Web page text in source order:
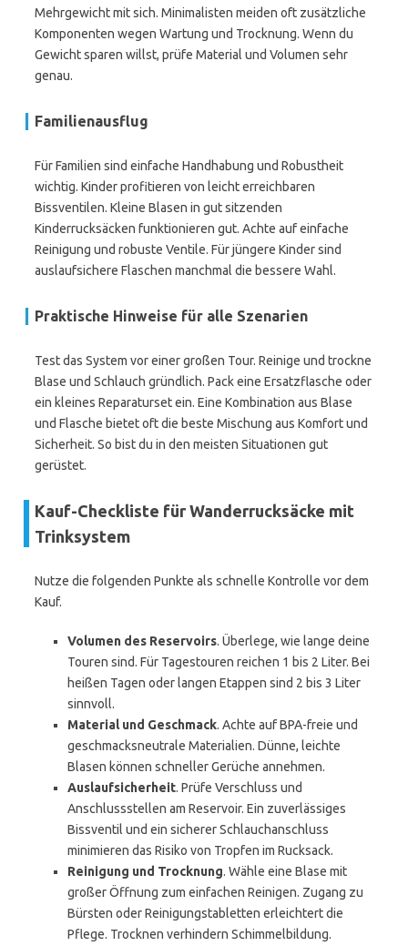
Mehrgewicht mit sich. Minimalisten meiden oft zusätzliche
Komponenten wegen Wartung und Trocknung. Wenn du
Gewicht sparen willst, prüfe Material und Volumen sehr
genau.
Familienausflug
Für Familien sind einfache Handhabung und Robustheit
wichtig. Kinder profitieren von leicht erreichbaren
Bissventilen. Kleine Blasen in gut sitzenden
Kinderrucksäcken funktionieren gut. Achte auf einfache
Reinigung und robuste Ventile. Für jüngere Kinder sind
auslaufsichere Flaschen manchmal die bessere Wahl.
Praktische Hinweise für alle Szenarien
Test das System vor einer großen Tour. Reinige und trockne
Blase und Schlauch gründlich. Pack eine Ersatzflasche oder
ein kleines Reparaturset ein. Eine Kombination aus Blase
und Flasche bietet oft die beste Mischung aus Komfort und
Sicherheit. So bist du in den meisten Situationen gut
gerüstet.
Kauf-Checkliste für Wanderrucksäcke mit
Trinksystem
Nutze die folgenden Punkte als schnelle Kontrolle vor dem
Kauf.
Volumen des Reservoirs. Überlege, wie lange deine
Touren sind. Für Tagestouren reichen 1 bis 2 Liter. Bei
heißen Tagen oder langen Etappen sind 2 bis 3 Liter
sinnvoll.
Material und Geschmack. Achte auf BPA-freie und
geschmacksneutrale Materialien. Dünne, leichte
Blasen können schneller Gerüche annehmen.
Auslaufsicherheit. Prüfe Verschluss und
Anschlussstellen am Reservoir. Ein zuverlässiges
Bissventil und ein sicherer Schlauchanschluss
minimieren das Risiko von Tropfen im Rucksack.
Reinigung und Trocknung. Wähle eine Blase mit
großer Öffnung zum einfachen Reinigen. Zugang zu
Bürsten oder Reinigungstabletten erleichtert die
Pflege. Trocknen verhindern Schimmelbildung.